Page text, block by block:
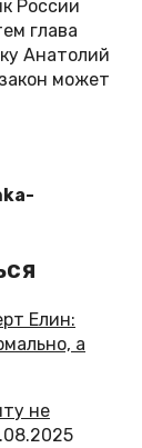
России
глава
Анатолий
может
не